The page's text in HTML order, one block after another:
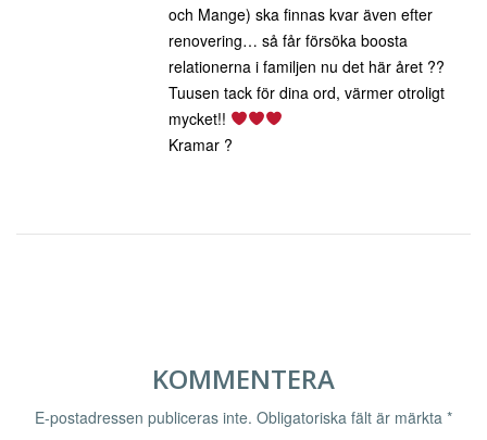
och Mange) ska finnas kvar även efter
renovering… så får försöka boosta
relationerna i familjen nu det här året ??
Tuusen tack för dina ord, värmer otroligt
mycket!!
Kramar ?
KOMMENTERA
E-postadressen publiceras inte. Obligatoriska fält är märkta *